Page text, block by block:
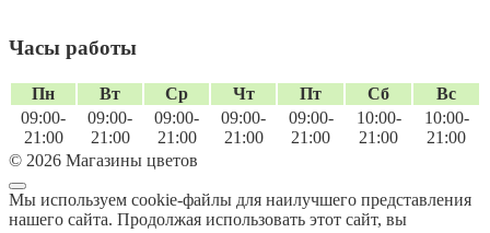
Часы работы
Пн Вт Ср Чт Пт Сб
Вс
09:00-
21:00
09:00-
21:00
09:00-
21:00
09:00-
21:00
09:00-
21:00
10:00-
21:00
10:00-
21:00
© 2026 Магазины цветов
Мы используем cookie-файлы для наилучшего представления
нашего сайта. Продолжая использовать этот сайт, вы